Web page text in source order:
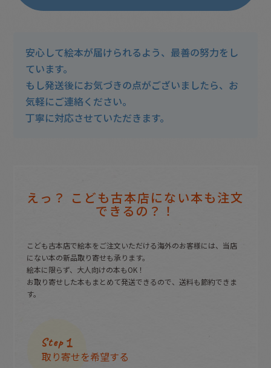
安心して絵本が届けられるよう、最善の努力をし
ています。
もし発送後にお気づきの点がございましたら、お
気軽にご連絡ください。
丁寧に対応させていただきます。
えっ？ こども古本店にない本も注文
できるの？！
こども古本店で絵本をご注文いただける海外のお客様には、 当店
にない本の新品取り寄せも承ります。
絵本に限らず、大人向けの本もOK！
お取り寄せした本もまとめて発送できるので、送料も節約できま
す。
取り寄せを希望する